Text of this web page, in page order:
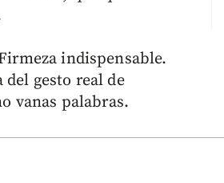
indispensable.
gesto real de
vanas palabras.